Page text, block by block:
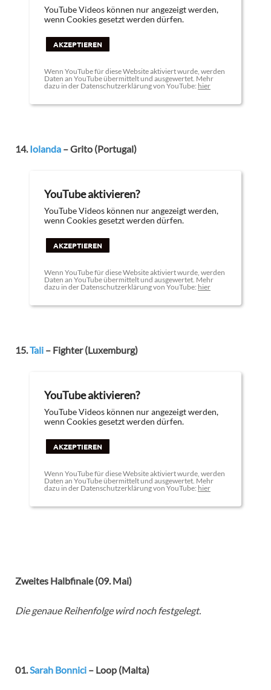
YouTube Videos können nur angezeigt werden,
wenn Cookies gesetzt werden dürfen.
AKZEPTIEREN
Wenn YouTube für diese Website aktiviert wurde, werden
Daten an YouTube übermittelt und ausgewertet. Mehr
dazu in der Datenschutzerklärung von YouTube: hier
14.Iolanda – Grito (Portugal)
YouTube aktivieren?
YouTube Videos können nur angezeigt werden,
wenn Cookies gesetzt werden dürfen.
AKZEPTIEREN
Wenn YouTube für diese Website aktiviert wurde, werden
Daten an YouTube übermittelt und ausgewertet. Mehr
dazu in der Datenschutzerklärung von YouTube: hier
15.Tali – Fighter (Luxemburg)
YouTube aktivieren?
YouTube Videos können nur angezeigt werden,
wenn Cookies gesetzt werden dürfen.
AKZEPTIEREN
Wenn YouTube für diese Website aktiviert wurde, werden
Daten an YouTube übermittelt und ausgewertet. Mehr
dazu in der Datenschutzerklärung von YouTube: hier
Zweites Halbfinale (09. Mai)
Die genaue Reihenfolge wird noch festgelegt.
01.Sarah Bonnici – Loop (Malta)